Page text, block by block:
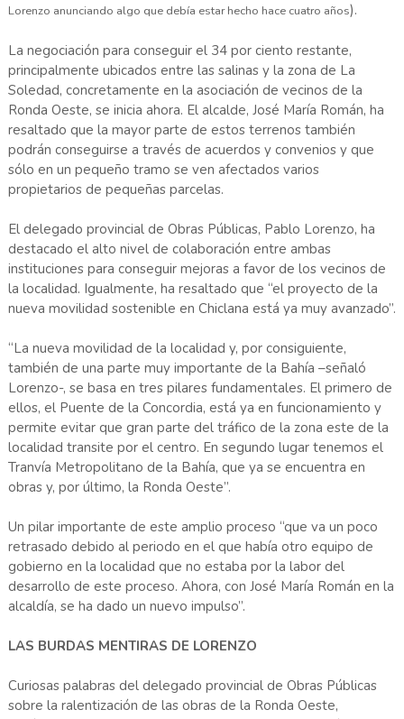
Lorenzo anunciando algo que debía estar hecho hace cuatro años).
La negociación para conseguir el 34 por ciento restante,
principalmente ubicados entre las salinas y la zona de La
Soledad, concretamente en la asociación de vecinos de la
Ronda Oeste, se inicia ahora. El alcalde, José María Román, ha
resaltado que la mayor parte de estos terrenos también
podrán conseguirse a través de acuerdos y convenios y que
sólo en un pequeño tramo se ven afectados varios
propietarios de pequeñas parcelas.
El delegado provincial de Obras Públicas, Pablo Lorenzo, ha
destacado el alto nivel de colaboración entre ambas
instituciones para conseguir mejoras a favor de los vecinos de
la localidad. Igualmente, ha resaltado que “el proyecto de la
nueva movilidad sostenible en Chiclana está ya muy avanzado”.
“La nueva movilidad de la localidad y, por consiguiente,
también de una parte muy importante de la Bahía –señaló
Lorenzo-, se basa en tres pilares fundamentales. El primero de
ellos, el Puente de la Concordia, está ya en funcionamiento y
permite evitar que gran parte del tráfico de la zona este de la
localidad transite por el centro. En segundo lugar tenemos el
Tranvía Metropolitano de la Bahía, que ya se encuentra en
obras y, por último, la Ronda Oeste”.
Un pilar importante de este amplio proceso “que va un poco
retrasado debido al periodo en el que había otro equipo de
gobierno en la localidad que no estaba por la labor del
desarrollo de este proceso. Ahora, con José María Román en la
alcaldía, se ha dado un nuevo impulso”.
LAS BURDAS MENTIRAS DE LORENZO
Curiosas palabras del delegado provincial de Obras Públicas
sobre la ralentización de las obras de la Ronda Oeste,